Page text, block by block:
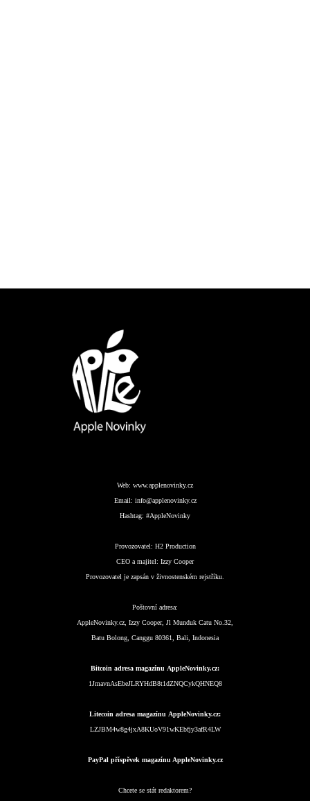
Web: www.applenovinky.cz
Email: info@applenovinky.cz
Hashtag: #AppleNovinky
Provozovatel: H2 Production
CEO a majitel: Izzy Cooper
Provozovatel je zapsán v živnostenském rejstříku.
Poštovní adresa:
AppleNovinky.cz, Izzy Cooper, Jl Munduk Catu No.32,
Batu Bolong, Canggu 80361, Bali, Indonesia
Bitcoin adresa magazínu AppleNovinky.cz:
1JmavnAsEbeJLRYHdB8t1dZNQCykQHNEQ8
Litecoin adresa magazínu AppleNovinky.cz:
LZJBM4w8g4jxA8KUoV91wKEbfjy3afR4LW
PayPal příspěvek magazínu AppleNovinky.cz
Chcete se stát redaktorem?